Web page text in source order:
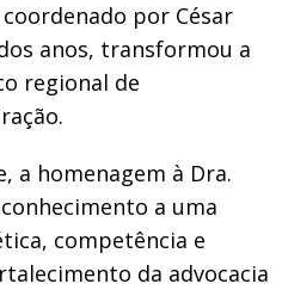
por César
anos, transformou a
regional de
a homenagem à Dra.
a uma
competência e
da advocacia